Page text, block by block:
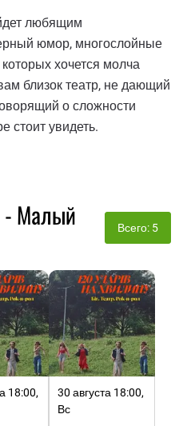
любящим
юмор, многослойные
хочется молча
близок театр, не дающий
о сложности
стоит увидеть.
- Малый
Всего: 5
18:00,
30 августа 18:00,
Вс